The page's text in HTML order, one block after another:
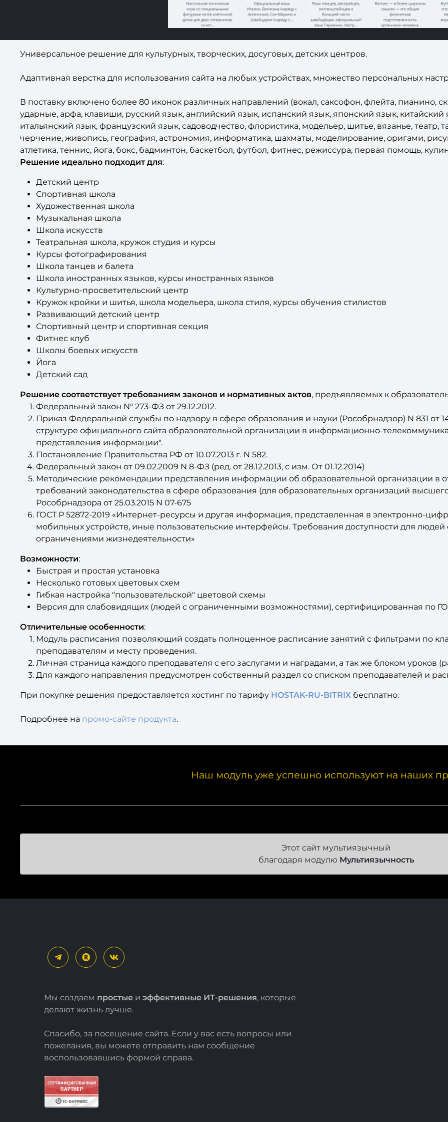
Универсальное решение для культурных, творческих, досуговых, детских центров.
Адаптивная верстка для использования сайта на любых устройствах, множество персональных
В поставку включено более 80 иконок различных направлений (вокал, саксофон, флейта, пианино,
ударные, арфа, клавиши, русский язык, английский язык, испанский язык, японский язык,
итальянский язык, французский язык, садоводчество, флористика, модельер, шитье, вязанье, театр,
черчение, живопись, география, астрономия, информатика, шахматы, моделирование, оригами,
атлетика, теннис, йога, бокс, бадминтон, баскетбол, футбол, фитнес, режиссура, первая помощь,
Решение идеально подходит для:
Детский центр
Спортивная школа
Художественная школа
Музыкальная школа
Школа искусств
Театральная школа, кружок студия и курсы
Курсы фотографирования
Школа танцев и балета
Школа иностранных языков, курсы иностранных языков
Культурно-просветительский центр
Кружок кройки и шитья, школа модельера, школа стиля, курсы обучения стилистов
Развивающий детский центр
Спортивный центр и спортивная секция
Фитнес клуб
Школы боевых искусств
Йога
Детский сад
Решение соответствует требованиям законов и нормативных актов, предъявляемых к
Федеральный закон № 273-ФЗ от 29.12.2012.
Приказ Федеральной службы по надзору в сфере образования и науки (Рособрнадзор) N 831 от
структуре официального сайта образовательной организации в информационно-
представления информации".
Постановление Правительства РФ от 10.07.2013 г. N 582.
Федеральный закон от 09.02.2009 N 8-ФЗ (ред. от 28.12.2013, с изм. От 01.12.2014)
Методические рекомендации представления информации об образовательной организации в
требований законодательства в сфере образования (для образовательных организаций
Рособрнадзора от 25.03.2015 N 07-675
ГОСТ Р 52872-2019 «Интернет-ресурсы и другая информация, представленная в электронно-
мобильных устройств, иные пользовательские интерфейсы. Требования доступности для
ограничениями жизнедеятельности»
Возможности:
Быстрая и простая установка
Несколько готовых цветовых схем
Гибкая настройка "пользовательской" цветовой схемы
Версия для слабовидящих (людей с ограниченными возможностями), сертифицированная по
Отличительные особенности:
Модуль расписания позволяющий создать полноценное расписание занятий с фильтрами по
преподавателям и месту проведения.
Личная страница каждого преподавателя с его заслугами и наградами, а так же блоком уроков
Для каждого направления предусмотрен собственный раздел со списком преподавателей и
При покупке решения предоставляется хостинг по тарифу HOSTAK-RU-BITRIX бесплатно.
Подробнее на промо-сайте продукта.
Наш модуль уже успешно используют на наших
Этот сайт мультиязычный
благодаря модулю Мультиязычность
Мы создаем простые и эффективные ИТ-решения, которые
делают жизнь лучше.
Спасибо, за посещение сайта. Если у вас есть вопросы или
пожелания, вы можете отправить нам сообщение
воспользовавшись формой справа.